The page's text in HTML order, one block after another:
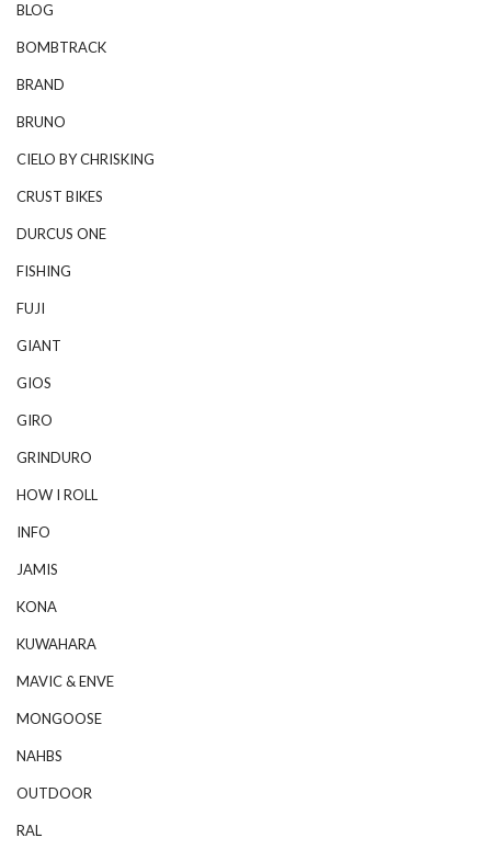
BLOG
BOMBTRACK
BRAND
BRUNO
CIELO BY CHRISKING
CRUST BIKES
DURCUS ONE
FISHING
FUJI
GIANT
GIOS
GIRO
GRINDURO
HOW I ROLL
INFO
JAMIS
KONA
KUWAHARA
MAVIC & ENVE
MONGOOSE
NAHBS
OUTDOOR
RAL